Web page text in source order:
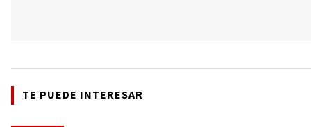
TE PUEDE INTERESAR